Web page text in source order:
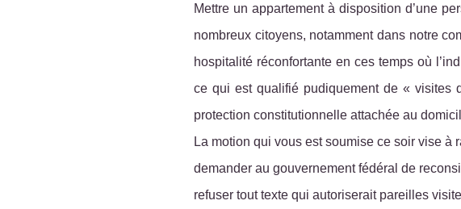
Mettre un appartement à disposition d’une
nombreux citoyens, notamment dans notre
hospitalité réconfortante en ces temps où
ce qui est qualifié pudiquement de « visites
protection constitutionnelle attachée au
La motion qui vous est soumise ce soir vise à
demander au gouvernement fédéral de
refuser tout texte qui autoriserait pareilles